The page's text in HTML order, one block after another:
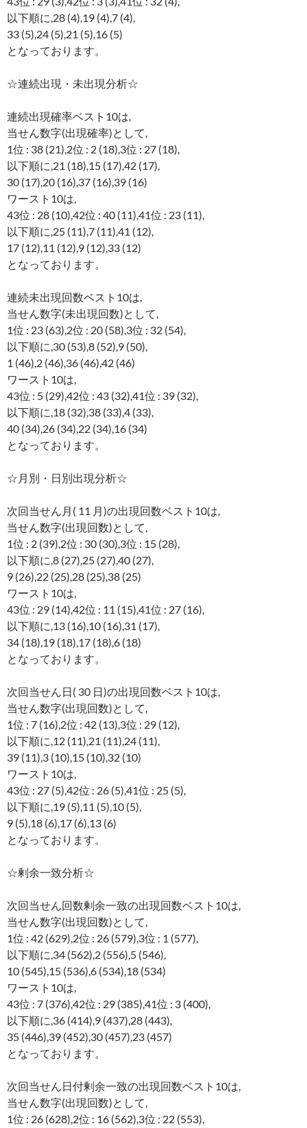
以下順に,28 (4),19 (4),7 (4),
33 (5),24 (5),21 (5),16 (5)
となっております。
☆連続出現・未出現分析☆
連続出現確率ベスト10は,
当せん数字(出現確率)として,
1位 : 38 (21),2位 : 2 (18),3位 : 27 (18),
以下順に,21 (18),15 (17),42 (17),
30 (17),20 (16),37 (16),39 (16)
ワースト10は,
43位 : 28 (10),42位 : 40 (11),41位 : 23 (11),
以下順に,25 (11),7 (11),41 (12),
17 (12),11 (12),9 (12),33 (12)
となっております。
連続未出現回数ベスト10は,
当せん数字(未出現回数)として,
1位 : 23 (63),2位 : 20 (58),3位 : 32 (54),
以下順に,30 (53),8 (52),9 (50),
1 (46),2 (46),36 (46),42 (46)
ワースト10は,
43位 : 5 (29),42位 : 43 (32),41位 : 39 (32),
以下順に,18 (32),38 (33),4 (33),
40 (34),26 (34),22 (34),16 (34)
となっております。
☆月別・日別出現分析☆
次回当せん月( 11 月)の出現回数ベスト10は,
当せん数字(出現回数)として,
1位 : 2 (39),2位 : 30 (30),3位 : 15 (28),
以下順に,8 (27),25 (27),40 (27),
9 (26),22 (25),28 (25),38 (25)
ワースト10は,
43位 : 29 (14),42位 : 11 (15),41位 : 27 (16),
以下順に,13 (16),10 (16),31 (17),
34 (18),19 (18),17 (18),6 (18)
となっております。
次回当せん日( 30 日)の出現回数ベスト10は,
当せん数字(出現回数)として,
1位 : 7 (16),2位 : 42 (13),3位 : 29 (12),
以下順に,12 (11),21 (11),24 (11),
39 (11),3 (10),15 (10),32 (10)
ワースト10は,
43位 : 27 (5),42位 : 26 (5),41位 : 25 (5),
以下順に,19 (5),11 (5),10 (5),
9 (5),18 (6),17 (6),13 (6)
となっております。
☆剰余一致分析☆
次回当せん回数剰余一致の出現回数ベスト10は,
当せん数字(出現回数)として,
1位 : 42 (629),2位 : 26 (579),3位 : 1 (577),
以下順に,34 (562),2 (556),5 (546),
10 (545),15 (536),6 (534),18 (534)
ワースト10は,
43位 : 7 (376),42位 : 29 (385),41位 : 3 (400),
以下順に,36 (414),9 (437),28 (443),
35 (446),39 (452),30 (457),23 (457)
となっております。
次回当せん日付剰余一致の出現回数ベスト10は,
当せん数字(出現回数)として,
1位 : 26 (628),2位 : 16 (562),3位 : 22 (553),